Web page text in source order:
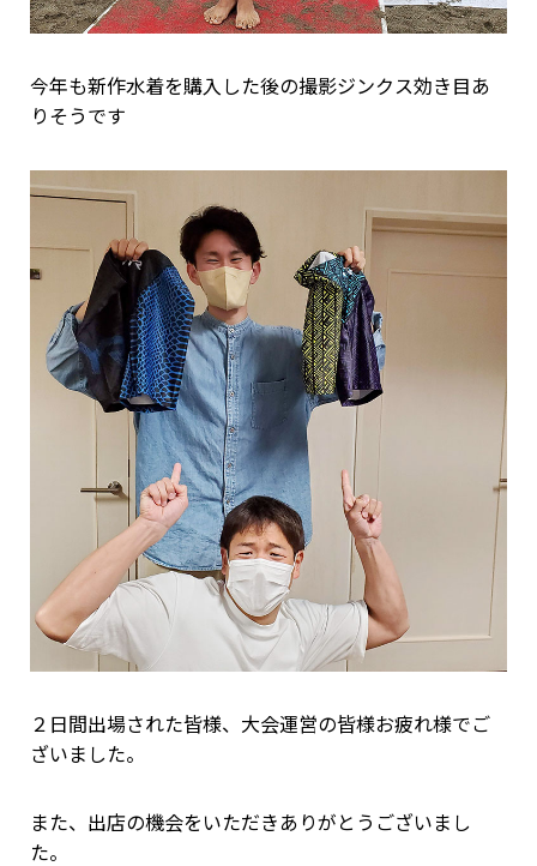
今年も新作水着を購入した後の撮影ジンクス効き目あ
りそうです
２日間出場された皆様、大会運営の皆様お疲れ様でご
ざいました。
また、出店の機会をいただきありがとうございまし
た。